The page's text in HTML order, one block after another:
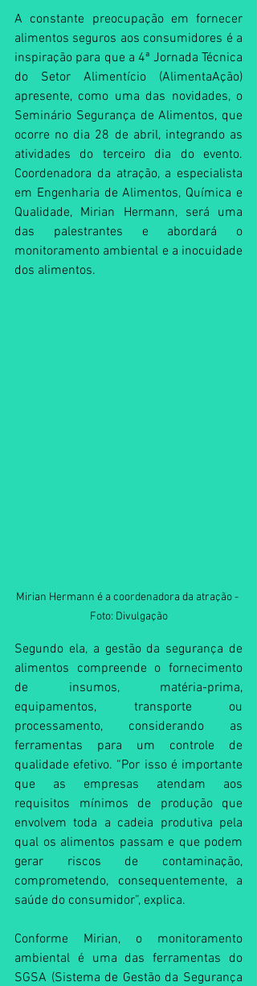
A constante preocupação em fornecer
alimentos seguros aos consumidores é a
inspiração para que a 4ª Jornada Técnica
do Setor Alimentício (AlimentaAção)
apresente, como uma das novidades, o
Seminário Segurança de Alimentos, que
ocorre no dia 28 de abril, integrando as
atividades do terceiro dia do evento.
Coordenadora da atração, a especialista
em Engenharia de Alimentos, Química e
Qualidade, Mirian Hermann, será uma
das palestrantes e abordará o
monitoramento ambiental e a inocuidade
dos alimentos.
Mirian Hermann é a coordenadora da atração -
Foto: Divulgação
Segundo ela, a gestão da segurança de
alimentos compreende o fornecimento
de insumos, matéria-prima,
equipamentos, transporte ou
processamento, considerando as
ferramentas para um controle de
qualidade efetivo. “Por isso é importante
que as empresas atendam aos
requisitos mínimos de produção que
envolvem toda a cadeia produtiva pela
qual os alimentos passam e que podem
gerar riscos de contaminação,
comprometendo, consequentemente, a
saúde do consumidor”, explica.
Conforme Mirian, o monitoramento
ambiental é uma das ferramentas do
SGSA (Sistema de Gestão da Segurança